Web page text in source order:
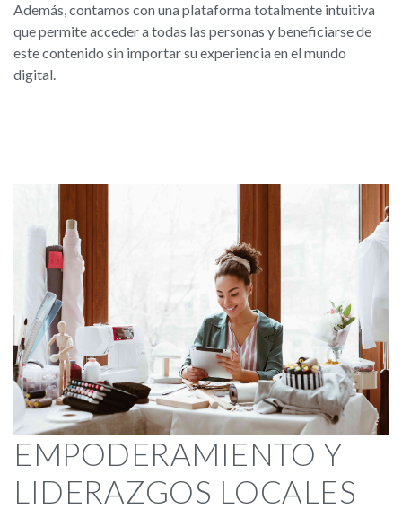
Además, contamos con una plataforma totalmente intuitiva
que permite acceder a todas las personas y beneficiarse de
este contenido sin importar su experiencia en el mundo
digital.
EMPODERAMIENTO Y
LIDERAZGOS LOCALES